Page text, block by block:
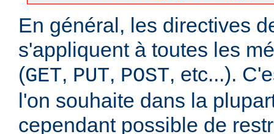
En général, les directives
s'appliquent à toutes les
(GET, PUT, POST, etc...).
l'on souhaite dans la
cependant possible de